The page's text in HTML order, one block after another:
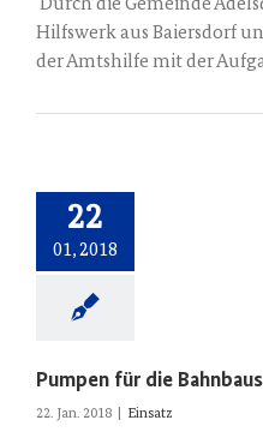
Durch die Gemeinde
Hilfswerk aus Baiersdorf
der Amtshilfe mit der
22
01, 2018
Pumpen für die
22. Jan. 2018 Einsatz